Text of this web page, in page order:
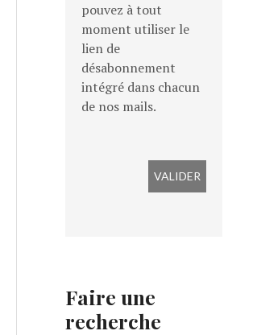
pouvez à tout
moment utiliser le
lien de
désabonnement
intégré dans chacun
de nos mails.
Faire une
recherche